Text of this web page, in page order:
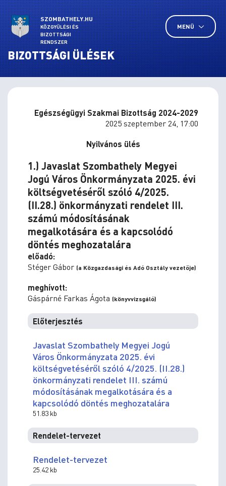
SZOMBATHELY.HU
KÖZGYŰLÉSI ÉS
BIZOTTSÁGI
RENDSZER
MENÜ
BIZOTTSÁGI ÜLÉSEK
Egészségügyi Szakmai Bizottság 2024-2029
2025 szeptember 24, 17:00
Nyilvános ülés
1.) Javaslat Szombathely Megyei
Jogú Város Önkormányzata 2025. évi
költségvetéséről szóló 4/2025.
(II.28.) önkormányzati rendelet III.
számú módosításának
megalkotására és a kapcsolódó
döntés meghozatalára
előadó:
Stéger Gábor (a Közgazdasági és Adó Osztály vezetője)
meghívott:
Gáspárné Farkas Ágota (könyvvizsgáló)
Előterjesztés
Javaslat Szombathely Megyei Jogú
Város Önkormányzata 2025. évi
költségvetéséről szóló 4/2025. (II.28.)
önkormányzati rendelet III. számú
módosításának megalkotására és a
kapcsolódó döntés meghozatalára
51.83 kb
Rendelet-tervezet
Rendelet-tervezet
25.42 kb